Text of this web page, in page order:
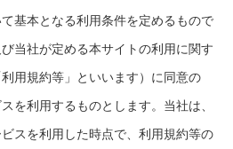
基本となる利用条件を定めるもので
当社が定める本サイトの利用に関す
用規約等」といいます）に同意の
を利用するものとします。当社は、
スを利用した時点で、利用規約等の